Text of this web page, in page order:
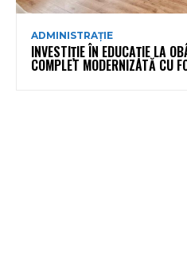
ADMINISTRAȚIE
INVESTIȚIE ÎN EDUCAȚIE LA
COMPLET MODERNIZATĂ CU